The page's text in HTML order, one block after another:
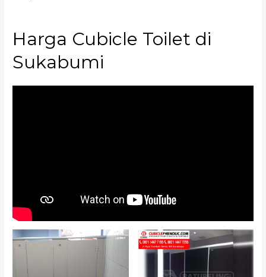
Harga Cubicle Toilet di
Sukabumi